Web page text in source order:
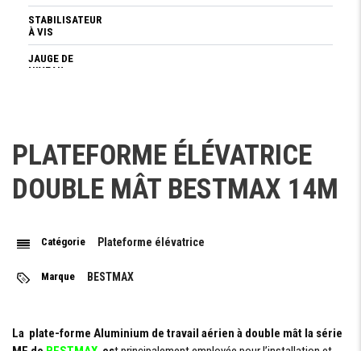
STABILISATEUR
À VIS
JAUGE DE
NIVEAU
PERFORMANCES
FORME
DE TRAVAIL
PLATFORME
MAX
PLATEFORME ÉLÉVATRICE
DOUBLE MÂT BESTMAX 14M
Catégorie Plateforme élévatrice
Marque BESTMAX
La plate-forme Aluminium de travail aérien à double mât la série